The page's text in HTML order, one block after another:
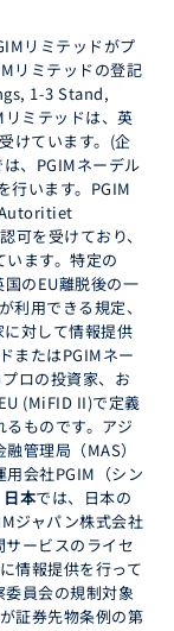
リミテッドがプ
リミテッドの登記
1-3 Stand,
ミテッドは、英
けています。(企
は、PGIMネーデル
行います。PGIM
を受けており、
ます。特定の
のEU離脱後の一
利用できる規定、
対して情報提供
またはPGIMネー
ロの投資家、お
(MiFID II)で定義
ものです。アジ
管理局（MAS）
会社PGIM（シン
日本では、日本の
ジャパン株式会社
サービスのライセ
情報提供を行って
員会の規制対象
証券先物条例の第